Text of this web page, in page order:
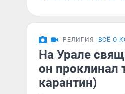
РЕЛИГИЯ ВСЁ О
На Урале
он проклинал
карантин)